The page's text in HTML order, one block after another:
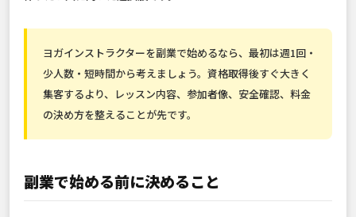
ヨガインストラクターを副業で始めるなら、最初は週1回・
少人数・短時間から考えましょう。資格取得後すぐ大きく
集客するより、レッスン内容、参加者像、安全確認、料金
の決め方を整えることが先です。
副業で始める前に決めること